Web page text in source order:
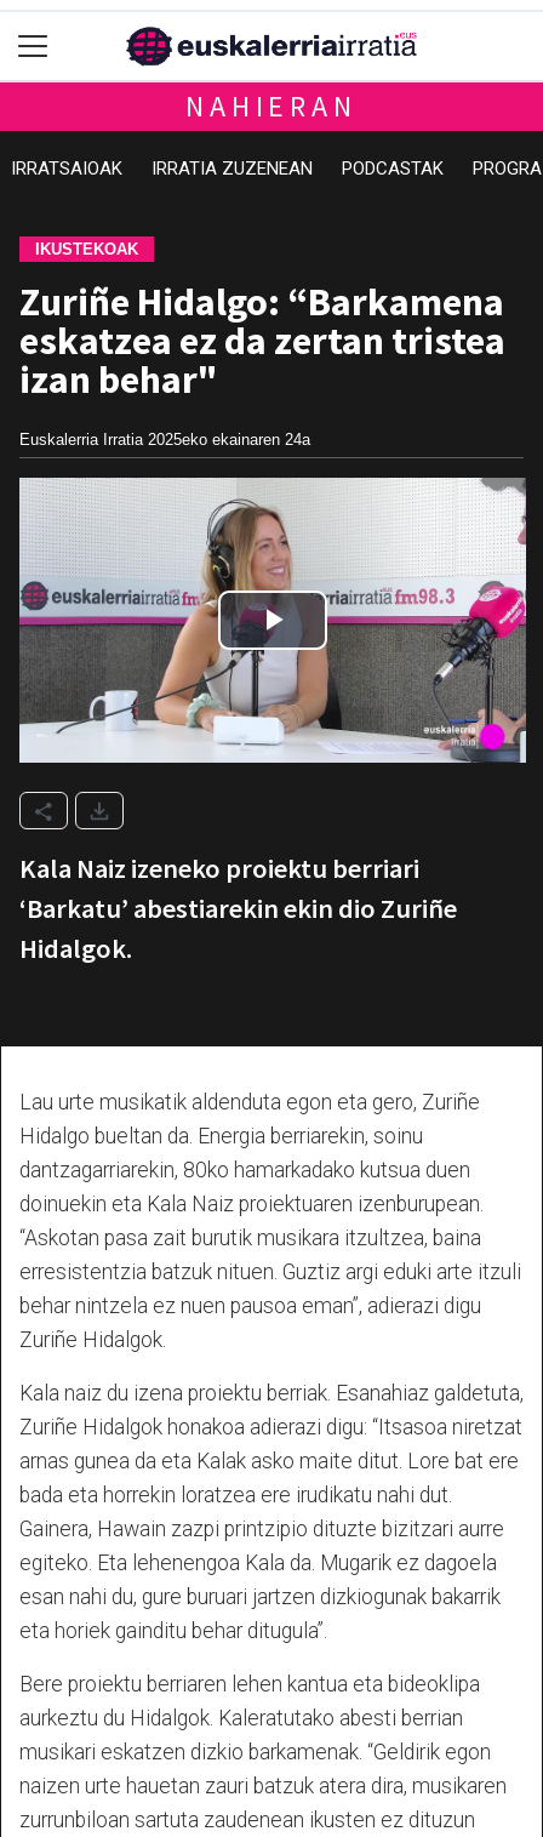
NAHIERAN
IRRATSAIOAK IRRATIA ZUZENEAN PODCASTAK
IKUSTEKOAK
Zuriñe Hidalgo: “Barkamena
eskatzea ez da zertan tristea
izan behar"
Euskalerria Irratia 2025eko ekainaren 24a
Kala Naiz izeneko proiektu berriari
‘Barkatu’ abestiarekin ekin dio Zuriñe
Hidalgok.
Lau urte musikatik aldenduta egon eta gero, Zuriñe
Hidalgo bueltan da. Energia berriarekin, soinu
dantzagarriarekin, 80ko hamarkadako kutsua duen
doinuekin eta Kala Naiz proiektuaren izenburupean.
“Askotan pasa zait burutik musikara itzultzea, baina
erresistentzia batzuk nituen. Guztiz argi eduki arte itzuli
behar nintzela ez nuen pausoa eman”, adierazi digu
Zuriñe Hidalgok.
Kala naiz du izena proiektu berriak. Esanahiaz galdetuta,
Zuriñe Hidalgok honakoa adierazi digu: “Itsasoa niretzat
arnas gunea da eta Kalak asko maite ditut. Lore bat ere
bada eta horrekin loratzea ere irudikatu nahi dut.
Gainera, Hawain zazpi printzipio dituzte bizitzari aurre
egiteko. Eta lehenengoa Kala da. Mugarik ez dagoela
esan nahi du, gure buruari jartzen dizkiogunak bakarrik
eta horiek gainditu behar ditugula”.
Bere proiektu berriaren lehen kantua eta bideoklipa
aurkeztu du Hidalgok. Kaleratutako abesti berrian
musikari eskatzen dizkio barkamenak. “Geldirik egon
naizen urte hauetan zauri batzuk atera dira, musikaren
zurrunbiloan sartuta zaudenean ikusten ez dituzun